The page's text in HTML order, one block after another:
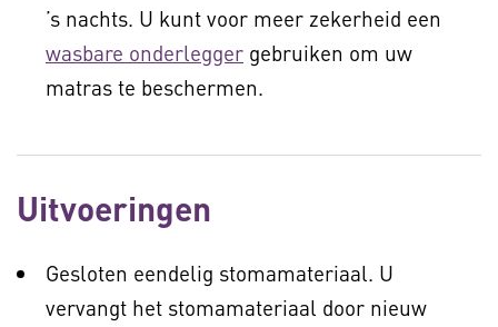
’s nachts. U kunt voor meer zekerheid een
wasbare onderlegger gebruiken om uw
matras te beschermen.
Uitvoeringen
Gesloten eendelig stomamateriaal. U
vervangt het stomamateriaal door nieuw